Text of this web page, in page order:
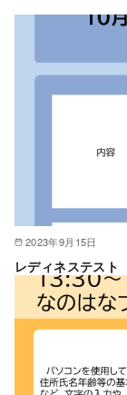
2023年9月15日
レディネステス